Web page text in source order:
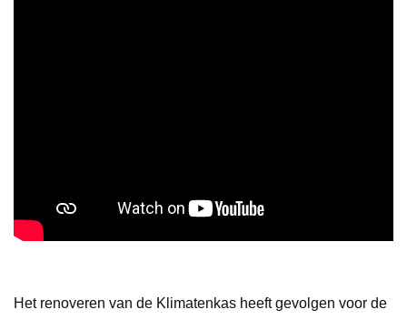
Het renoveren van de Klimatenkas heeft gevolgen voor de